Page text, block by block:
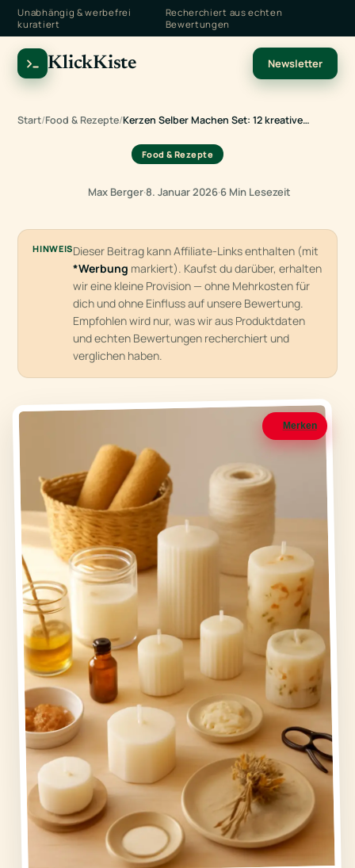
Unabhängig & werbefrei
kuratiert
Recherchiert aus echten
Bewertungen
KlickKiste Newsletter
Start/Food & Rezepte/Kerzen Selber Machen Set: 12 kreative…
Food & Rezepte
Max Berger·8. Januar 2026·6 Min Lesezeit
HINWEISDieser Beitrag kann Affiliate-Links enthalten (mit
*Werbung markiert). Kaufst du darüber, erhalten
wir eine kleine Provision — ohne Mehrkosten für
dich und ohne Einfluss auf unsere Bewertung.
Empfohlen wird nur, was wir aus Produktdaten
und echten Bewertungen recherchiert und
verglichen haben.
Merken